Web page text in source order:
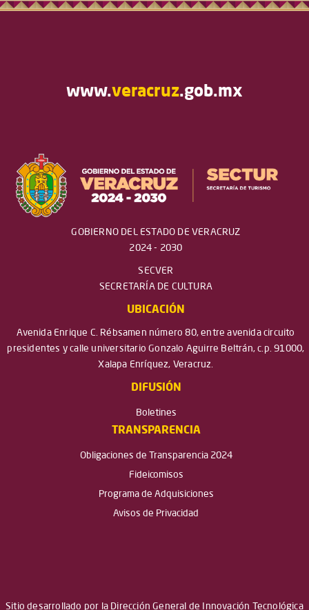
www.veracruz.gob.mx
GOBIERNO DEL ESTADO DE VERACRUZ
2024 - 2030
SECVER
SECRETARÍA DE CULTURA
UBICACIÓN
Avenida Enrique C. Rébsamen número 80, entre avenida circuito
presidentes y calle universitario Gonzalo Aguirre Beltrán, c.p. 91000,
Xalapa Enríquez, Veracruz.
DIFUSIÓN
Boletines
TRANSPARENCIA
Obligaciones de Transparencia 2024
Fideicomisos
Programa de Adquisiciones
Avisos de Privacidad
Sitio desarrollado por la Dirección General de Innovación Tecnológica